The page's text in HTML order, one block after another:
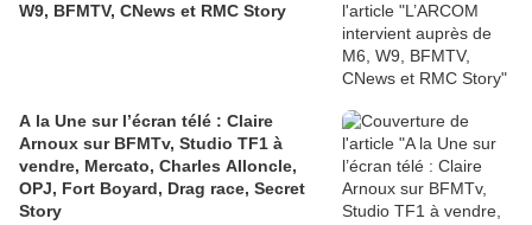
W9, BFMTV, CNews et RMC Story
A la Une sur l’écran télé : Claire
Arnoux sur BFMTv, Studio TF1 à
vendre, Mercato, Charles Alloncle,
OPJ, Fort Boyard, Drag race, Secret
Story